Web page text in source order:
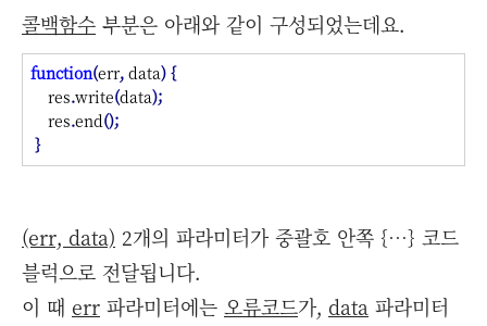
콜백함수 부분은 아래와 같이 구성되었는데요.
function(err, data) {
res.write(data);
res.end();
}
(err, data) 2개의 파라미터가 중괄호 안쪽 {…} 코드
블럭으로 전달됩니다.
이 때 err 파라미터에는 오류코드가, data 파라미터